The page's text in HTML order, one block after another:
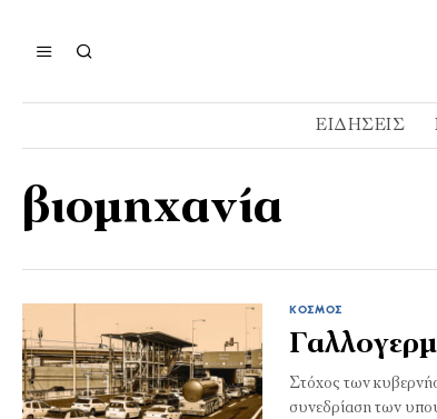
ΕΙΔΉΣΕΙΣ
βιομηχανία
ΚΌΣΜΟΣ
Στόχος των
συνεδρίαση των